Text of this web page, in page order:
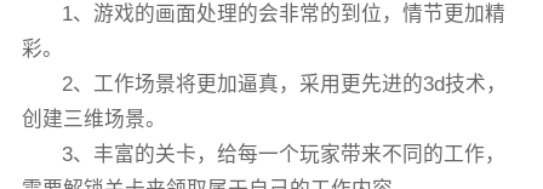
1、游戏的画面处理的会非常的到位，情节更加精
彩。
2、工作场景将更加逼真，采用更先进的3d技术，
创建三维场景。
3、丰富的关卡，给每一个玩家带来不同的工作，